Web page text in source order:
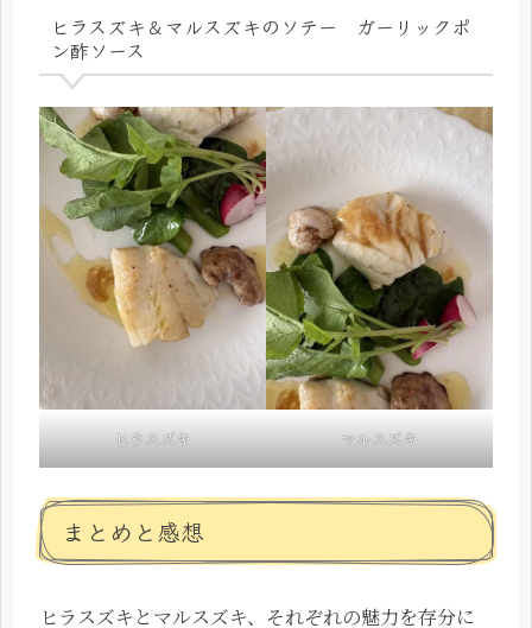
ヒラスズキ＆マルスズキのソテー ガーリックポ
ン酢ソース
ヒラスズキ マルスズキ
まとめと感想
ヒラスズキとマルスズキ、それぞれの魅力を存分に